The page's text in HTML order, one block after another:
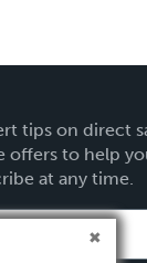
tips on direct
offers to help
at any time.